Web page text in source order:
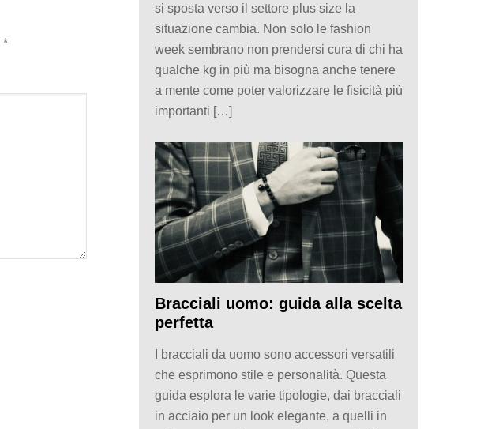
*
si sposta verso il settore plus size la
situazione cambia. Non solo le fashion
week sembrano non prendersi cura di chi ha
qualche kg in più ma bisogna anche tenere
a mente come poter valorizzare le fisicità più
importanti […]
Bracciali uomo: guida alla scelta
perfetta
I bracciali da uomo sono accessori versatili
che esprimono stile e personalità. Questa
guida esplora le varie tipologie, dai bracciali
in acciaio per un look elegante, a quelli in